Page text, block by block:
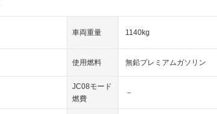
車両重量 1140kg
使用燃料 無鉛プレミアムガソリン
JC08モード
燃費
－